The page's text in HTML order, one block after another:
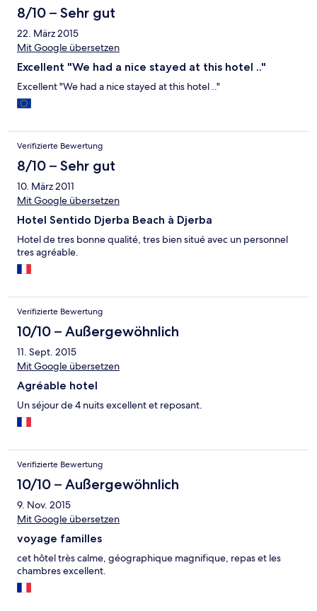
8/10 – Sehr gut
22. März 2015
Mit Google übersetzen
Excellent "We had a nice stayed at this hotel .."
Excellent "We had a nice stayed at this hotel .."
Verifizierte Bewertung
8/10 – Sehr gut
10. März 2011
Mit Google übersetzen
Hotel Sentido Djerba Beach à Djerba
Hotel de tres bonne qualité, tres bien situé avec un personnel
tres agréable.
Verifizierte Bewertung
10/10 – Außergewöhnlich
11. Sept. 2015
Mit Google übersetzen
Agréable hotel
Un séjour de 4 nuits excellent et reposant.
Verifizierte Bewertung
10/10 – Außergewöhnlich
9. Nov. 2015
Mit Google übersetzen
voyage familles
cet hôtel très calme, géographique magnifique, repas et les
chambres excellent.